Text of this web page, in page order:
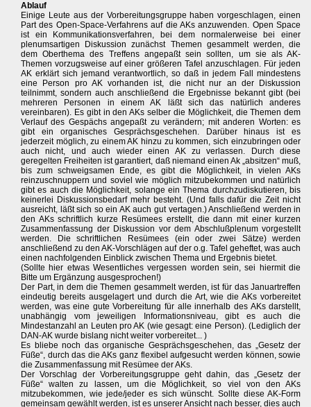
Ablauf
Einige Leute aus der Vorbereitungsgruppe haben vorgeschlagen, einen
Part des Open-Space-Verfahrens auf die AKs anzuwenden. Open Space
ist ein Kommunikationsverfahren, bei dem normalerweise bei einer
plenumsartigen Diskussion zunächst Themen gesammelt werden, die
dem Oberthema des Treffens angepaßt sein sollten, um sie als AK-
Themen vorzugsweise auf einer größeren Tafel anzuschlagen. Für jeden
AK erklärt sich jemand verantwortlich, so daß in jedem Fall mindestens
eine Person pro AK vorhanden ist, die nicht nur an der Diskussion
teilnimmt, sondern auch anschließend die Ergebnisse bekannt gibt (bei
mehreren Personen in einem AK läßt sich das natürlich anderes
vereinbaren). Es gibt in den AKs selber die Möglichkeit, die Themen dem
Verlauf des Gespächs angepaßt zu verändern; mit anderen Worten: es
gibt ein organisches Gesprächsgeschehen. Darüber hinaus ist es
jederzeit möglich, zu einem AK hinzu zu kommen, sich einzubringen oder
auch nicht, und auch wieder einen AK zu verlassen. Durch diese
geregelten Freiheiten ist garantiert, daß niemand einen Ak „absitzen“ muß,
bis zum schweigsamen Ende, es gibt die Möglichkeit, in vielen AKs
reinzuschnuppern und soviel wie möglich mitzubekommen und natürlich
gibt es auch die Möglichkeit, solange ein Thema durchzudiskutieren, bis
keinerlei Diskussionsbedarf mehr besteht. (Und falls dafür die Zeit nicht
ausreicht, läßt sich so ein AK auch gut vertagen.) Anschließend werden in
den AKs schriftlich kurze Resümees erstellt, die dann mit einer kurzen
Zusammenfassung der Diskussion vor dem Abschlußplenum vorgestellt
werden. Die schriftlichen Resümees (ein oder zwei Sätze) werden
anschließend zu den AK-Vorschlägen auf der o.g. Tafel geheftet, was auch
einen nachfolgenden Einblick zwischen Thema und Ergebnis bietet.
(Sollte hier etwas Wesentliches vergessen worden sein, sei hiermit die
Bitte um Ergänzung ausgesprochen!)
Der Part, in dem die Themen gesammelt werden, ist für das Januartreffen
eindeutig bereits ausgelagert und durch die Art, wie die AKs vorbereitet
werden, was eine gute Vorbereitung für alle innerhalb des AKs darstellt,
unabhängig vom jeweiligen Informationsniveau, gibt es auch die
Mindestanzahl an Leuten pro AK (wie gesagt: eine Person). (Lediglich der
DAN-AK wurde bislang nicht weiter vorbereitet... )
Es bliebe noch das organische Gesprächsgeschehen, das „Gesetz der
Füße“, durch das die AKs ganz flexibel aufgesucht werden können, sowie
die Zusammenfassung mit Resümee der AKs.
Der Vorschlag der Vorbereitungsgruppe geht dahin, das „Gesetz der
Füße“ walten zu lassen, um die Möglichkeit, so viel von den AKs
mitzubekommen, wie jede/jeder es sich wünscht. Sollte diese AK-Form
gemeinsam gewählt werden, ist es unserer Ansicht nach besser, dies auch